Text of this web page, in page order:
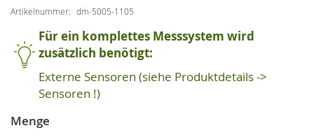
Artikelnummer dm-5005-1105
Für ein komplettes Messsystem wird
zusätzlich benötigt:
Externe Sensoren (siehe Produktdetails ->
Sensoren !)
Menge